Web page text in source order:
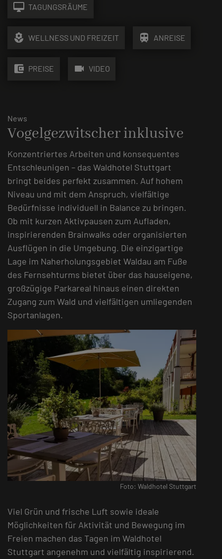
desktop_mac TAGUNGSRÄUME
local_florist WELLNESS UND FREIZEIT train ANREISE
account_balance_wallet PREISE videocam VIDEO
News
Vogelgezwitscher inklusive
Konzentriertes Arbeiten und konsequentes
Entschleunigen – das Waldhotel Stuttgart
bringt beides perfekt zusammen. Auf hohem
Niveau und mit dem Anspruch, vielfältige
Bedürfnisse individuell in Balance zu bringen.
Ob mit kurzen Aktivpausen zum Aufladen,
inspirierenden Brainwalks oder organisierten
Ausflügen in die Umgebung. Die einzigartige
Lage im Naherholungsgebiet Waldau am Fuße
des Fernsehturms bietet über das hauseigene,
großzügige Parkareal hinaus einen direkten
Zugang zum Wald und vielfältigen umliegenden
Sportanlagen.
Foto: Waldhotel Stuttgart
Viel Grün und frische Luft sowie ideale
Möglichkeiten für Aktivität und Bewegung im
Freien machen das Tagen im Waldhotel
Stuttgart angenehm und vielfältig inspirierend.